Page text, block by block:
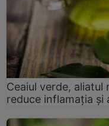
Ceaiul verde,
reduce inflamația și